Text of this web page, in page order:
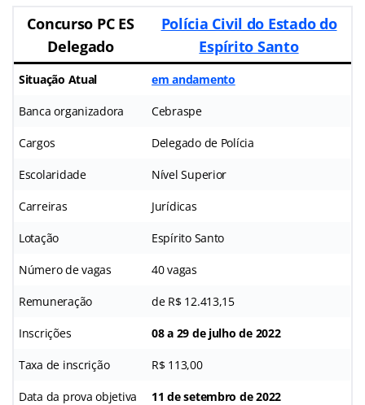
Concurso PC ES
Delegado
Polícia Civil do Estado do
Espírito Santo
Situação Atual em andamento
Banca organizadora Cebraspe
Cargos Delegado de Polícia
Escolaridade Nível Superior
Carreiras Jurídicas
Lotação Espírito Santo
Número de vagas 40 vagas
Remuneração de R$ 12.413,15
Inscrições 08 a 29 de julho de 2022
Taxa de inscrição R$ 113,00
Data da prova objetiva 11 de setembro de 2022